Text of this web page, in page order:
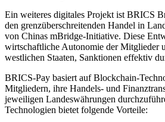
Ein weiteres digitales Projekt ist BRICS
den grenzüberschreitenden Handel in
von Chinas mBridge-Initiative. Diese
wirtschaftliche Autonomie der Mitglieder
westlichen Staaten, Sanktionen effektiv
BRICS-Pay basiert auf Blockchain-
Mitgliedern, ihre Handels- und
jeweiligen Landeswährungen
Technologien bietet folgende Vorteile: